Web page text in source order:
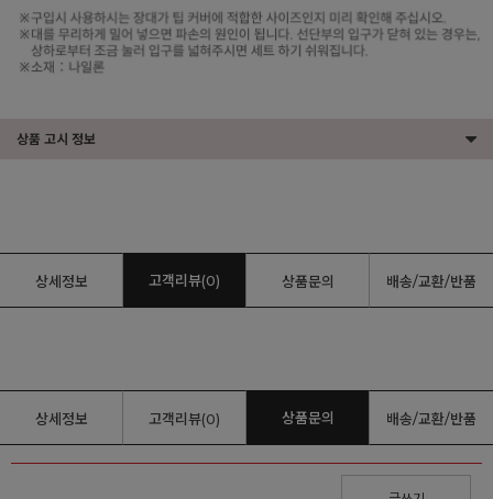
상품 고시 정보
상세정보 고객리뷰(0) 상품문의 배송/교환/반품
상세정보 고객리뷰(0) 상품문의 배송/교환/반품